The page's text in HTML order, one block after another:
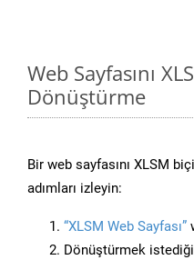
Web Sayfasını
Dönüştürme
Bir web sayfasını XLSM
adımları izleyin:
“XLSM Web Sayfası”
Dönüştürmek